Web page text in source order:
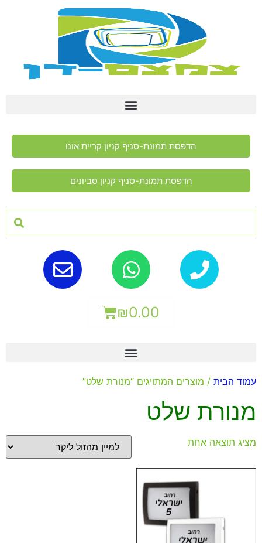
הדפסת תמונת-סניף קניון קריית אונו
הדפסת תמונת-סניף קניון סביונים
₪0.00
עמוד הבית / מוצרים המתויגים “מנורת שלט”
מנורת שלט
מציג תוצאה אחת